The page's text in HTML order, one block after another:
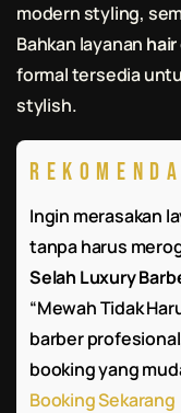
modern styling,
Bahkan layanan
formal tersedia
stylish.
Ingin merasakan
tanpa harus
Selah Luxury
“Mewah Tidak
barber
booking yang
Booking Sekarang